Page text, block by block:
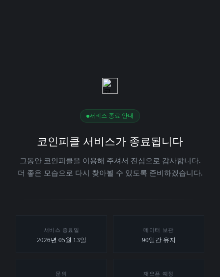
서비스 종료 안내
코인피클 서비스가 종료됩니다
그동안 코인피클을 이용해 주셔서 진심으로 감사합니다.
더 좋은 모습으로 다시 찾아뵐 수 있도록 준비하겠습니다.
서비스 종료일
2026년 05월 13일
데이터 보관
90일간 유지
문의 재오픈 예정